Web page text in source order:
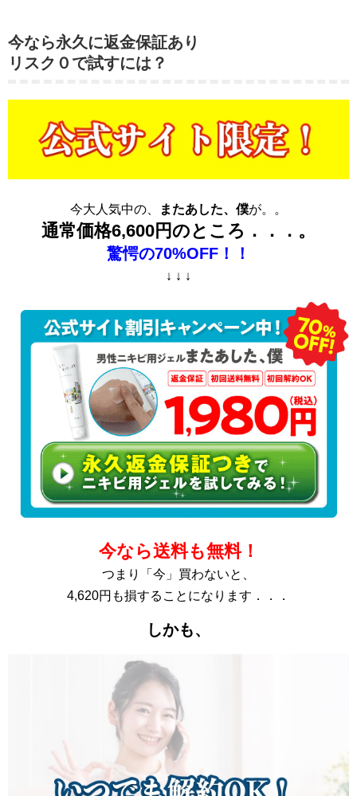
今なら永久に返金保証あり
リスク０で試すには？
今大人気中の、 またあした、僕が。。
通常価格6,600円のところ．．．。
驚愕の70%OFF！！
↓ ↓ ↓
今なら送料も無料！
つまり「今」買わないと、
4,620円も損することになります．．．
しかも、